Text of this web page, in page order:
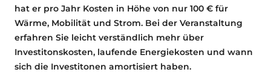
hat er pro Jahr Kosten in Höhe von nur 100 € für
Wärme, Mobilität und Strom. Bei der Veranstaltung
erfahren Sie leicht verständlich mehr über
Investitonskosten, laufende Energiekosten und wann
sich die Investitonen amortisiert haben.